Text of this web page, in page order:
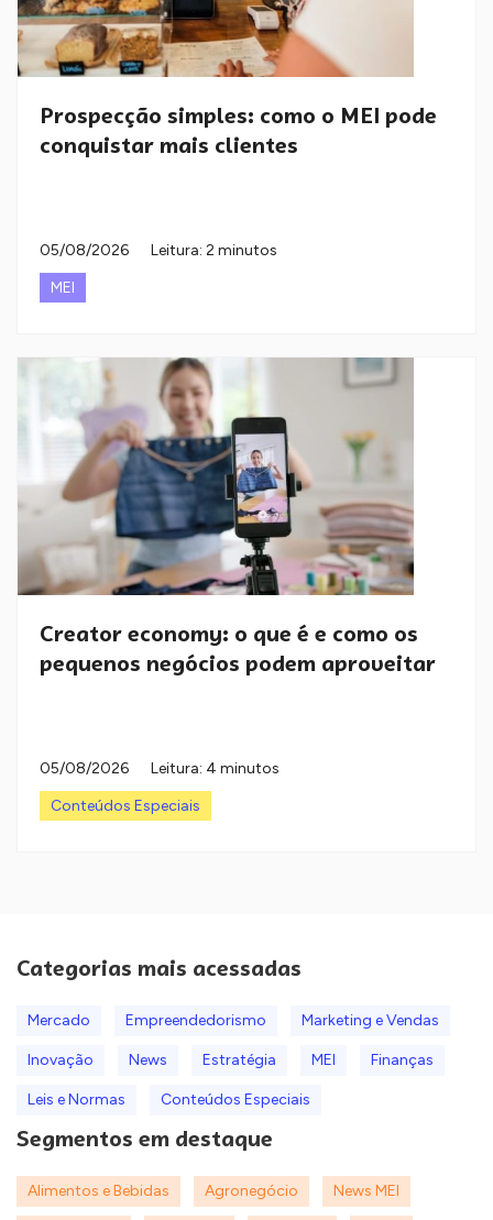
Prospecção simples: como o MEI pode
conquistar mais clientes
05/08/2026
Leitura: 2 minutos
MEI
Creator economy: o que é e como os
pequenos negócios podem aproveitar
05/08/2026
Leitura: 4 minutos
Conteúdos Especiais
Categorias mais acessadas
Mercado Empreendedorismo Marketing e Vendas
Inovação News Estratégia MEI Finanças
Leis e Normas Conteúdos Especiais
Segmentos em destaque
Alimentos e Bebidas Agronegócio News MEI